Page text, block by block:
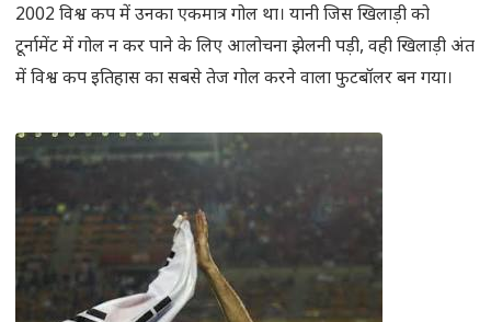
2002 विश्व कप में उनका एकमात्र गोल था। यानी जिस खिलाड़ी को
टूर्नामेंट में गोल न कर पाने के लिए आलोचना झेलनी पड़ी, वही खिलाड़ी अंत
में विश्व कप इतिहास का सबसे तेज गोल करने वाला फुटबॉलर बन गया।